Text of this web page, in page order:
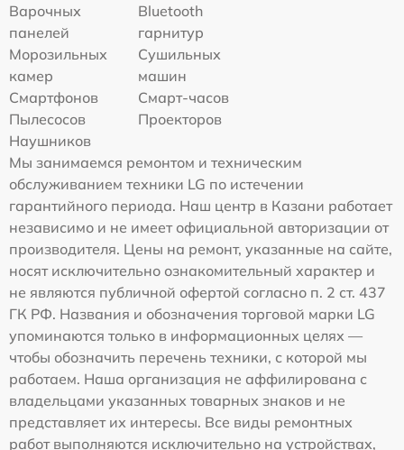
Варочных
панелей
Bluetooth
гарнитур
Морозильных
камер
Сушильных
машин
Смартфонов
Смарт-часов
Пылесосов
Проекторов
Наушников
Мы занимаемся ремонтом и техническим
обслуживанием техники LG по истечении
гарантийного периода. Наш центр в Казани работает
независимо и не имеет официальной авторизации от
производителя. Цены на ремонт, указанные на сайте,
носят исключительно ознакомительный характер и
не являются публичной офертой согласно п. 2 ст. 437
ГК РФ. Названия и обозначения торговой марки LG
упоминаются только в информационных целях —
чтобы обозначить перечень техники, с которой мы
работаем. Наша организация не аффилирована с
владельцами указанных товарных знаков и не
представляет их интересы. Все виды ремонтных
работ выполняются исключительно на устройствах,